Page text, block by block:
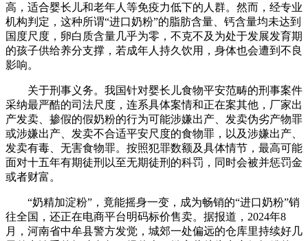
高，适合婴长儿和老年人等免疫力低下的人群。然而，经专业
机构判定，这种所谓“进口奶粉”的脂肪含量、钙含量均未达到
国度尺度，卵白质含量几乎为零，不克不及为处于发展发育期
的孩子供给养分支撑，若成年人持久饮用，身体也会遭到不良
影响。
关于刑事义务。我国针对婴长儿食物平安范畴的刑事案件
采纳最严酷的司法尺度，连系具体案情和正在案其他，厂家出
产发卖、掺假的假奶粉的行为可能涉嫌出产、发卖伪劣产物罪
或涉嫌出产、发卖不合适平安尺度的食物罪，以及涉嫌出产、
发卖有毒、无害食物罪。按照犯罪数额及具体情节，最高可能
面对十五年有期徒刑以至无期徒刑的科罚，同时会被并惩罚金
或者财富。
“奶精加淀粉”，竟能摇身一变，成为畅销的“进口奶粉”销
往全国，还正在电商平台明码标价售卖。据报道，2024年8
月，河南省中牟县警方发觉，城郊一处偏远的仓库里持续好几